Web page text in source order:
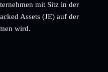
mit Sitz in der
Assets (JE) auf der
wird.